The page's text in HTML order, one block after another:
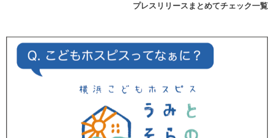
プレスリリースまとめてチェック一覧